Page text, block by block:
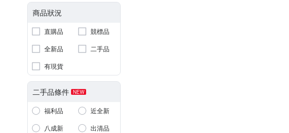
商品狀況
直購品
競標品
全新品
二手品
有現貨
二手品條件 NEW
福利品
近全新
八成新
出清品